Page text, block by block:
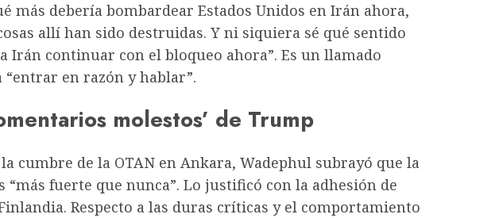
más debería bombardear Estados Unidos en Irán ahora,
allí han sido destruidas. Y ni siquiera sé qué sentido
Irán continuar con el bloqueo ahora”. Es un llamado
“entrar en razón y hablar”.
molestos’ de Trump
cumbre de la OTAN en Ankara, Wadephul subrayó que la
“más fuerte que nunca”. Lo justificó con la adhesión de
Respecto a las duras críticas y el comportamiento